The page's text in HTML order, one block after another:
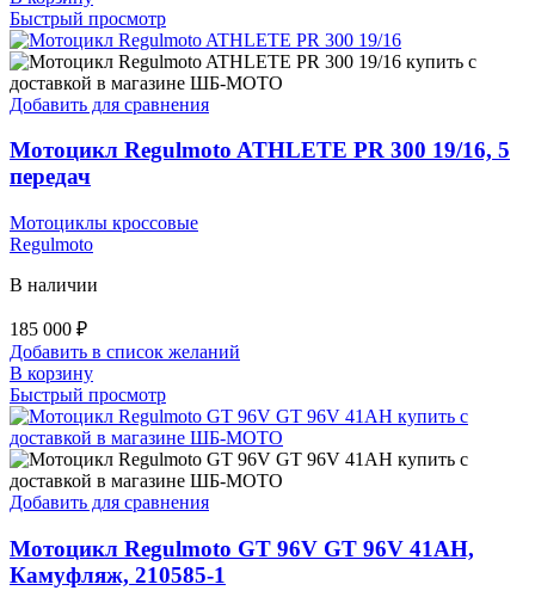
Быстрый просмотр
Добавить для сравнения
Мотоцикл Regulmoto ATHLETE PR 300 19/16, 5
передач
Мотоциклы кроссовые
Regulmoto
В наличии
185 000 ₽
Добавить в список желаний
В корзину
Быстрый просмотр
Добавить для сравнения
Мотоцикл Regulmoto GT 96V GT 96V 41AH,
Камуфляж, 210585-1